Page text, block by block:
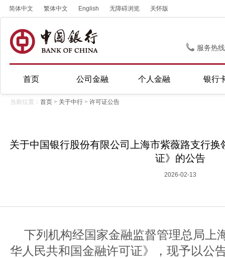
简体中文 繁体中文 English 无障碍浏览 关怀版
服务热
首页 公司金融 个人金融 银行
当前位置： 首页 > 关于中行 > 许可证公告
关于中国银行股份有限公司上海市紫薇路支行
证》的公告
2026-02-13
下列机构经国家金融监督管理总局上
华人民共和国金融许可证》，现予以公